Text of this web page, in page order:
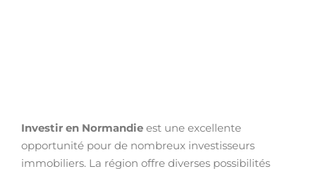
Investir en Normandie est une excellente
opportunité pour de nombreux investisseurs
immobiliers. La région offre diverses possibilités